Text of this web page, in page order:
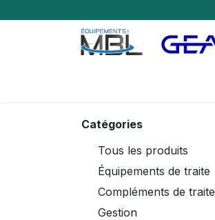
Catégories
Tous les produits
Équipements de traite
Compléments de traite
Gestion